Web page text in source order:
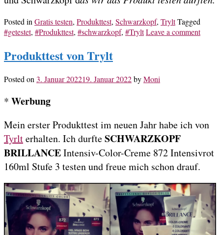
Posted inGratis testen, Produkttest, Schwarzkopf, TryltTagged
#getestet, #Produkttest, #schwarzkopf, #TryltLeave a comment
Produkttest von Trylt
Posted on 3. Januar 202219. Januar 2022byMoni
* Werbung
Mein erster Produkttest im neuen Jahr habe ich von
Tyrlterhalten. Ich durfteSCHWARZKOPF
BRILLANCEIntensiv-Color-Creme 872 Intensivrot
160ml Stufe 3 testen und freue mich schon drauf.